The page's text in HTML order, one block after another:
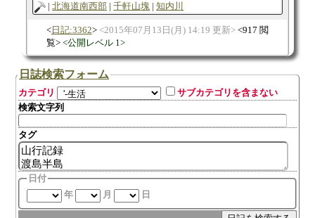
北海道南西部
千軒山塊 知内川
日記:3362 2015年07月13日(月) 14:19 更新
917 閲
覧
公開レベル 1
日誌検索フォーム
カテゴリ
サブカテゴリを含まない
検索文字列
タグ
日付
年
月 日